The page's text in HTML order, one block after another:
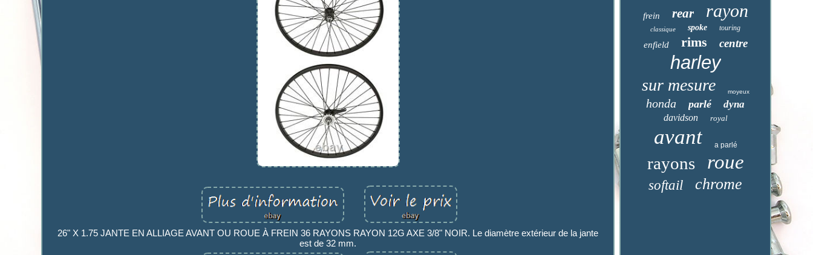
26" X 1.75 JANTE EN ALLIAGE AVANT OU ROUE À FREIN 36 RAYONS RAYON 12G AXE 3/8" NOIR. Le diamètre extérieur de la jante
est de 32 mm.
frein rear rayon
classique spoke touring
enfield rims centre
harley
sur mesure moyeux
honda parlé dyna
davidson royal
avant a parlé
rayons roue
softail chrome